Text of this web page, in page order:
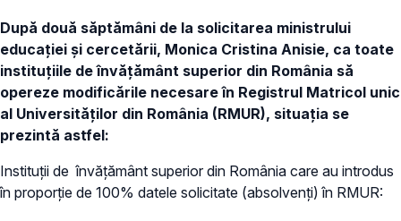
După două săptămâni de la solicitarea ministrului
educației și cercetării, Monica Cristina Anisie, ca toate
instituțiile de învățământ superior din România să
opereze modificările necesare în Registrul Matricol unic
al Universităților din România (RMUR), situația se
prezintă astfel:
Instituții de învățământ superior din România care au introdus
în proporție de 100% datele solicitate (absolvenți) în RMUR: